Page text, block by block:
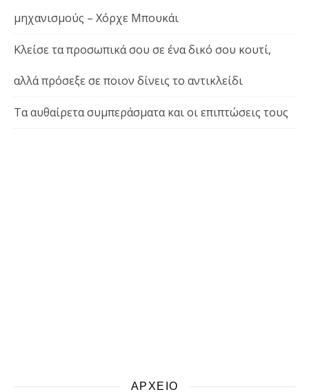
μηχανισμούς – Χόρχε Μπουκάι
Κλείσε τα προσωπικά σου σε ένα δικό σου κουτί,
αλλά πρόσεξε σε ποιον δίνεις το αντικλείδι
Τα αυθαίρετα συμπεράσματα και οι επιπτώσεις τους
ΑΡΧΕΙΟ